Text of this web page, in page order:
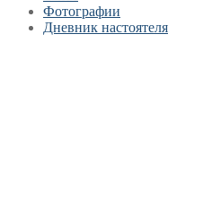
Фотографии
Дневник настоятеля